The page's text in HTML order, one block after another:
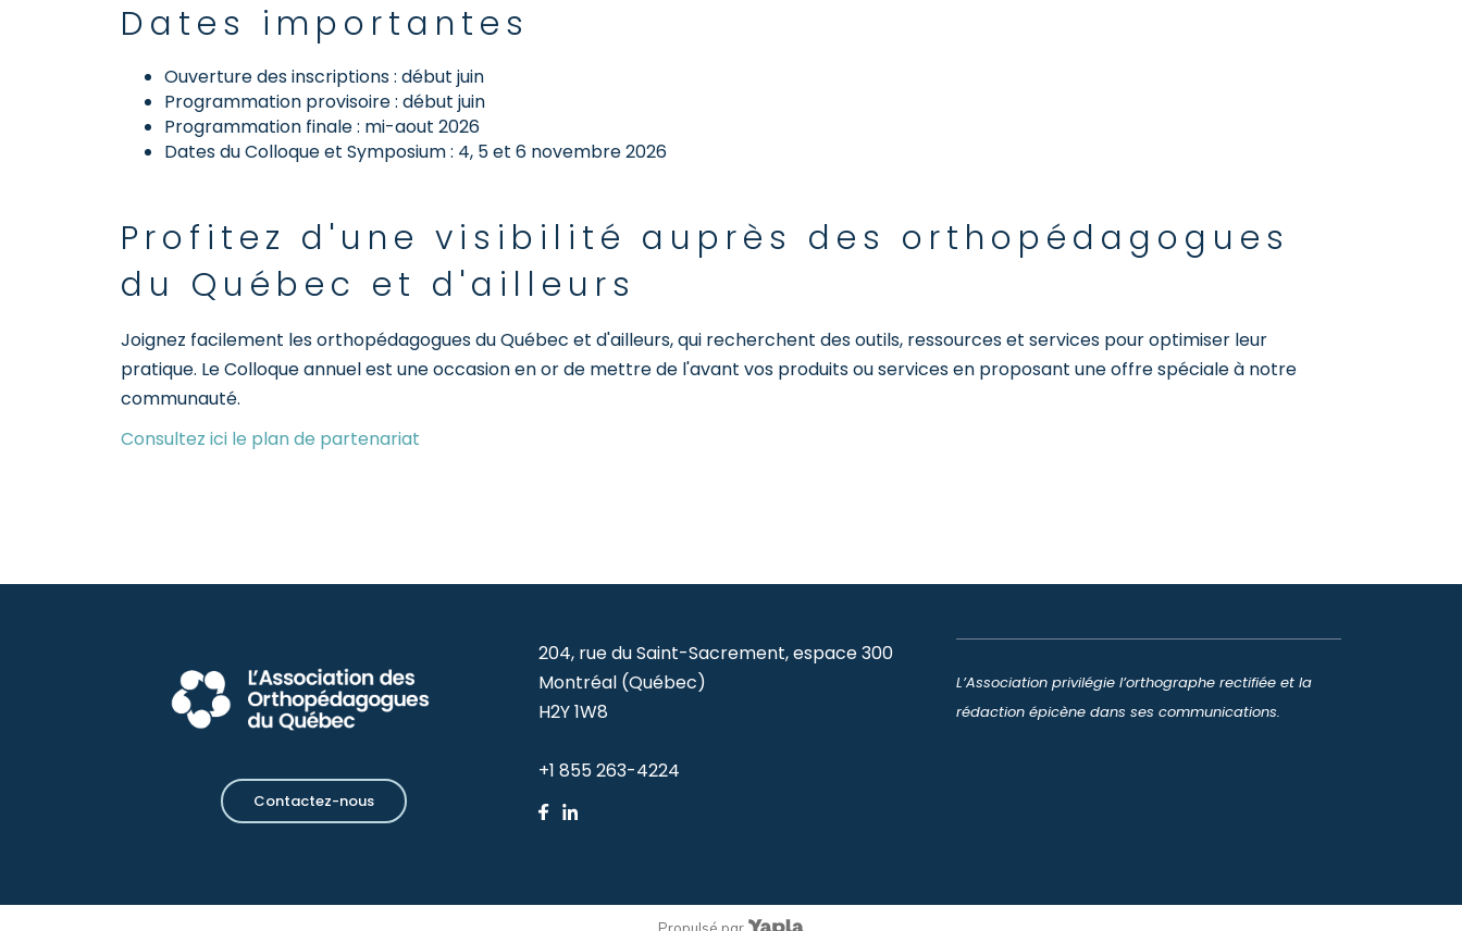
Dates importantes
Ouverture des inscriptions : début juin
Programmation provisoire : début juin
Programmation finale : mi-aout 2026
Dates du Colloque et Symposium : 4, 5 et 6 novembre 2026
Profitez d'une visibilité auprès des orthopédagogues
du Québec et d'ailleurs
Joignez facilement les orthopédagogues du Québec et d'ailleurs, qui recherchent des outils, ressources et services pour optimiser leur
pratique. Le Colloque annuel est une occasion en or de mettre de l'avant vos produits ou services en proposant une offre spéciale à notre
communauté.
Consultez ici le plan de partenariat
Contactez-nous
204, rue du Saint-Sacrement, espace 300
Montréal (Québec)
H2Y 1W8
+1 855 263-4224
L’Association privilégie l’orthographe rectifiée et la
rédaction épicène dans ses communications.